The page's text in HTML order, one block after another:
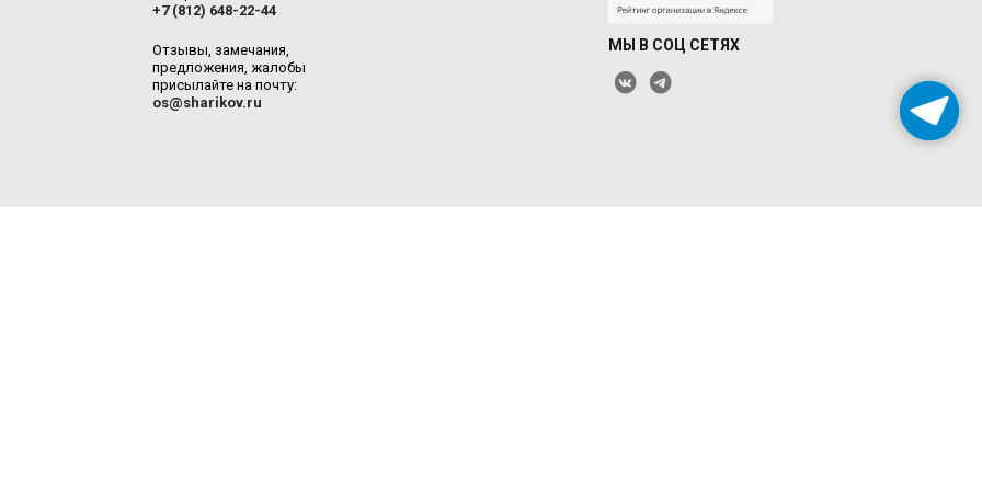
+7 (812) 648-22-44
Отзывы, замечания,
предложения, жалобы
присылайте на почту:
os@sharikov.ru
МЫ В СОЦ СЕТЯХ